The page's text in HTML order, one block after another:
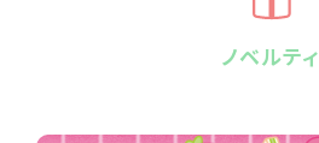
ノベルティ